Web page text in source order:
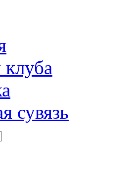
сувязь